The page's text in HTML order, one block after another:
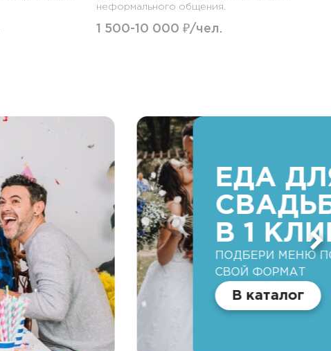
неформального общения.
1 500-10 000 ₽/чел.
ЕДА ДЛЯ
В 1 КЛИК
ПОДБЕРИ МЕНЮ ПОД
СВОЙ ФОРМАТ
В каталог